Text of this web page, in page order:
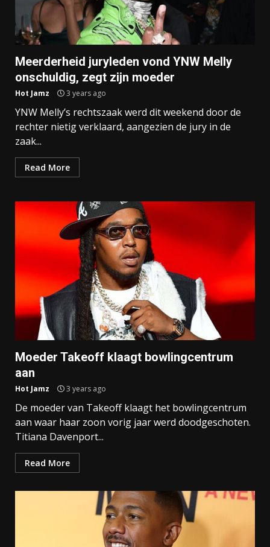
Meerderheid juryleden vond YNW Melly
onschuldig, zegt zijn moeder
Hot Jamz 3 years ago
YNW Melly’s rechtszaak werd dit weekend door de
rechter nietig verklaard, aangezien de jury in de
zaak...
Read More
Moeder Takeoff klaagt bowlingcentrum
aan
Hot Jamz 3 years ago
De moeder van Takeoff klaagt het bowlingcentrum
aan waar haar zoon vorig jaar werd doodgeschoten.
Titiana Davenport...
Read More